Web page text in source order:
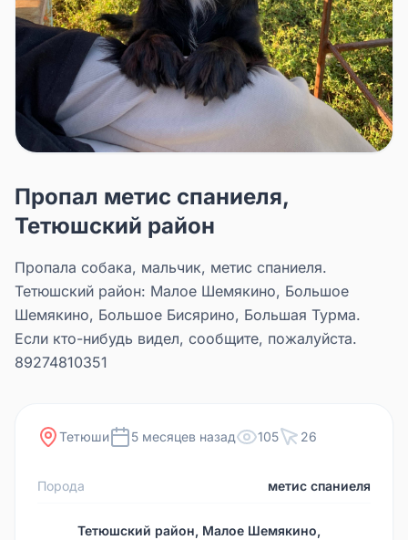
Пропал метис спаниеля,
Тетюшский район
Пропала собака, мальчик, метис спаниеля.
Тетюшский район: Малое Шемякино, Большое
Шемякино, Большое Бисярино, Большая Турма.
Если кто-нибудь видел, сообщите, пожалуйста.
89274810351
Тетюши 5 месяцев назад 105 26
Порода метис спаниеля
Тетюшский район, Малое Шемякино,